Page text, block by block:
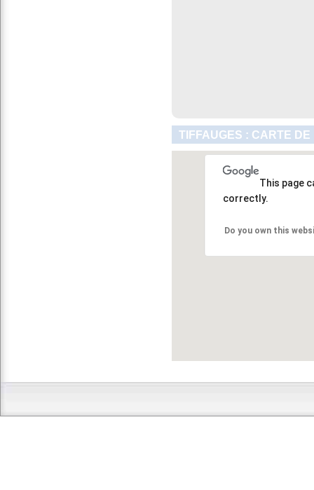
TIFFAUGES : CARTE
This page
correctly.
Do you own this